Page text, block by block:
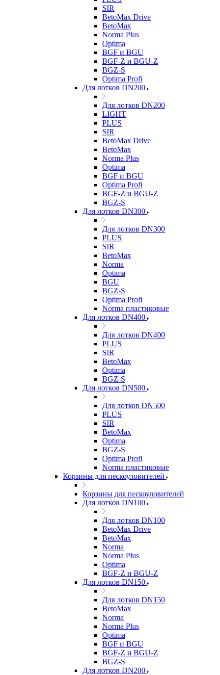
SIR
BetoMax Drive
BetoMax
Norma Plus
Optima
BGF и BGU
BGF-Z и BGU-Z
BGZ-S
Optima Profi
Для лотков DN200
Для лотков DN200
LIGHT
PLUS
SIR
BetoMax Drive
BetoMax
Norma Plus
Optima
BGF и BGU
Optima Profi
BGF-Z и BGU-Z
BGZ-S
Для лотков DN300
Для лотков DN300
PLUS
SIR
BetoMax
Norma
Optima
BGU
BGZ-S
Optima Profi
Norma пластиковые
Для лотков DN400
Для лотков DN400
PLUS
SIR
BetoMax
Optima
BGZ-S
Для лотков DN500
Для лотков DN500
PLUS
SIR
BetoMax
Optima
BGZ-S
Optima Profi
Norma пластиковые
Корзины для пескоуловителей
Корзины для пескоуловителей
Для лотков DN100
Для лотков DN100
BetoMax Drive
BetoMax
Norma
Norma Plus
Optima
BGF-Z и BGU-Z
Для лотков DN150
Для лотков DN150
BetoMax
Norma
Norma Plus
Optima
BGF и BGU
BGF-Z и BGU-Z
BGZ-S
Для лотков DN200